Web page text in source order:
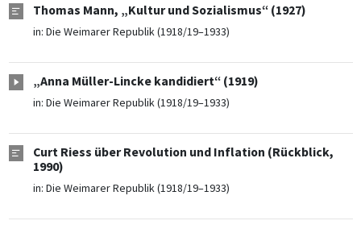
Thomas Mann, „Kultur und Sozialismus“ (1927)
in: Die Weimarer Republik (1918/19–1933)
„Anna Müller-Lincke kandidiert“ (1919)
in: Die Weimarer Republik (1918/19–1933)
Curt Riess über Revolution und Inflation (Rückblick,
1990)
in: Die Weimarer Republik (1918/19–1933)